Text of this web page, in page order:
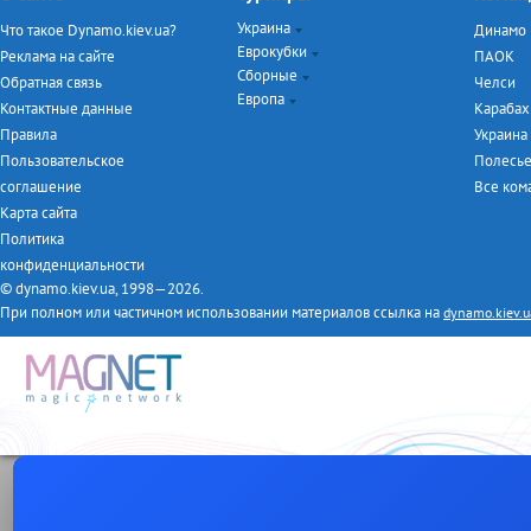
Что такое Dynamo.kiev.ua?
Реклама на сайте
Обратная связь
Контактные данные
Правила
Пользовательское
соглашение
Карта сайта
Политика
конфиденциальности
Украина
Чемпионат Украины
Кубок Украины
Турнир дублёров
Еврокубки
Лига Чемпионов
Лига Европы
Сборные
Евро-2016
Европа
Динамо
ПАОК
Челси
Карабах
Украина
Полесье
Все
© dynamo.kiev.ua, 1998—2026.
При полном или частичном использовании материалов ссылка на